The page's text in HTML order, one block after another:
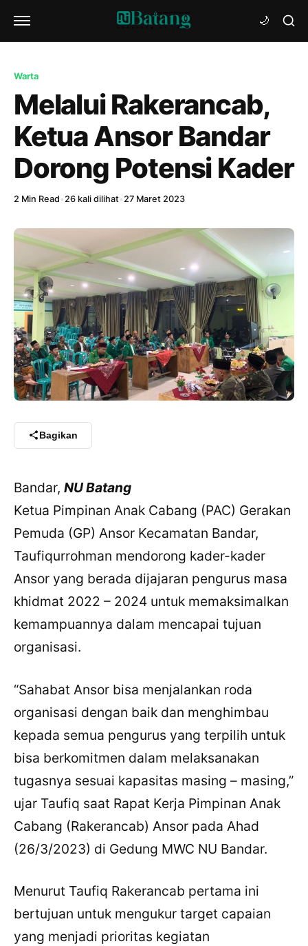
Warta
Melalui Rakerancab,
Ketua Ansor Bandar
Dorong Potensi Kader
2 Min Read •26 kali dilihat•27 Maret 2023
Bagikan
Bandar, NU Batang
Ketua Pimpinan Anak Cabang (PAC) Gerakan
Pemuda (GP) Ansor Kecamatan Bandar,
Taufiqurrohman mendorong kader-kader
Ansor yang berada dijajaran pengurus masa
khidmat 2022 – 2024 untuk memaksimalkan
kemampuannya dalam mencapai tujuan
organisasi.
“Sahabat Ansor bisa menjalankan roda
organisasi dengan baik dan menghimbau
kepada semua pengurus yang terpilih untuk
bisa berkomitmen dalam melaksanakan
tugasnya sesuai kapasitas masing – masing,”
ujar Taufiq saat Rapat Kerja Pimpinan Anak
Cabang (Rakerancab) Ansor pada Ahad
(26/3/2023) di Gedung MWC NU Bandar.
Menurut Taufiq Rakerancab pertama ini
bertujuan untuk mengukur target capaian
yang menjadi prioritas kegiatan